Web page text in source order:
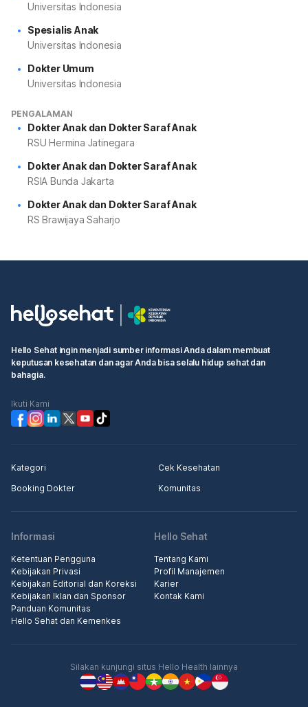
Universitas Indonesia
Spesialis Anak
Universitas Indonesia
Dokter Umum
Universitas Indonesia
PENGALAMAN
Dokter Anak dan Dokter Saraf Anak
RSU Hermina Jatinegara
Dokter Anak dan Dokter Saraf Anak
RSIA Bunda Jakarta
Dokter Anak dan Dokter Saraf Anak
RS Brawijaya Saharjo
Hello Sehat ingin menjadi sumber informasi Anda dalam membuat
keputusan kesehatan dan agar Anda bisa selalu hidup sehat dan
bahagia.
Ikuti Kami
Kategori
Cek Kesehatan
Booking Dokter
Komunitas
Informasi
Ketentuan Pengguna
Kebijakan Privasi
Kebijakan Editorial dan Koreksi
Kebijakan Iklan dan Sponsor
Panduan Komunitas
Hello Sehat dan Kemenkes
Hello Sehat
Tentang Kami
Profil Manajemen
Karier
Kontak Kami
Silakan kunjungi situs Hello Health lainnya